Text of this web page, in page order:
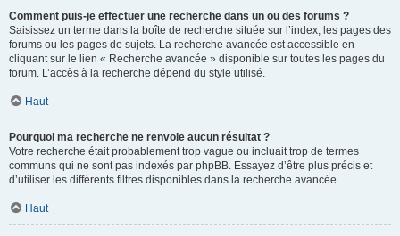
Comment puis-je effectuer une recherche dans un ou des forums ?
Saisissez un terme dans la boîte de recherche située sur l’index, les pages des
forums ou les pages de sujets. La recherche avancée est accessible en
cliquant sur le lien « Recherche avancée » disponible sur toutes les pages du
forum. L’accès à la recherche dépend du style utilisé.
Haut
Pourquoi ma recherche ne renvoie aucun résultat ?
Votre recherche était probablement trop vague ou incluait trop de termes
communs qui ne sont pas indexés par phpBB. Essayez d’être plus précis et
d’utiliser les différents filtres disponibles dans la recherche avancée.
Haut